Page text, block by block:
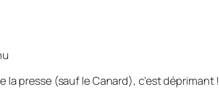
presse (sauf le Canard), c’est déprimant !